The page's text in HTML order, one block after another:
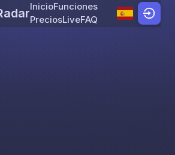
Skip to content
InicioFunciones
PreciosLiveFAQ